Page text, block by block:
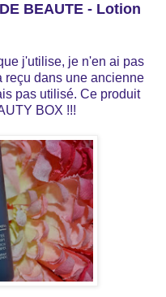
BEAUTE - Lotion
j'utilise, je n'en ai pas
reçu dans une ancienne
pas utilisé. Ce produit
BOX !!!